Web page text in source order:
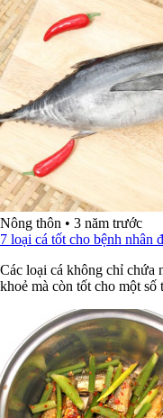
Nông thôn • 3 năm trước
7 loại cá tốt cho bệnh nhân
Các loại cá không chỉ chứa
khoẻ mà còn tốt cho một số